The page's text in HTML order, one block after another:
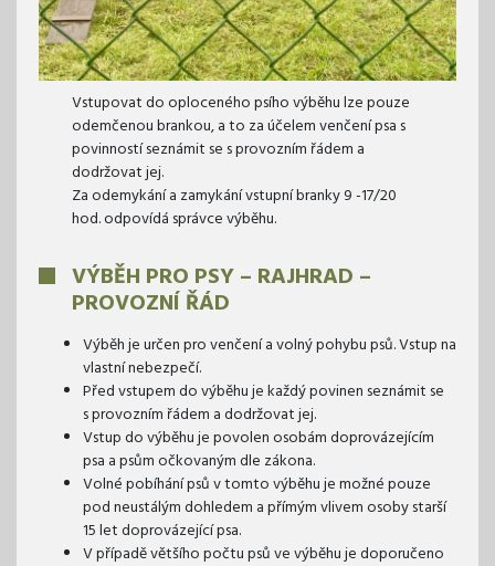
Vstupovat do oploceného psího výběhu lze pouze
odemčenou brankou, a to za účelem venčení psa s
povinností seznámit se s provozním řádem a
dodržovat jej.
Za odemykání a zamykání vstupní branky 9 -17/20
hod. odpovídá správce výběhu.
VÝBĚH PRO PSY – RAJHRAD –
PROVOZNÍ ŘÁD
Výběh je určen pro venčení a volný pohybu psů. Vstup na
vlastní nebezpečí.
Před vstupem do výběhu je každý povinen seznámit se
s provozním řádem a dodržovat jej.
Vstup do výběhu je povolen osobám doprovázejícím
psa a psům očkovaným dle zákona.
Volné pobíhání psů v tomto výběhu je možné pouze
pod neustálým dohledem a přímým vlivem osoby starší
15 let doprovázející psa.
V případě většího počtu psů ve výběhu je doporučeno